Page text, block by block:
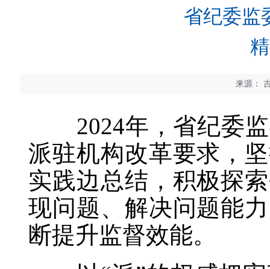
省纪委监
来源：
2024年，省纪委监
派驻机构改革要求，
实践边总结，积极探
现问题、解决问题能
断提升监督效能。